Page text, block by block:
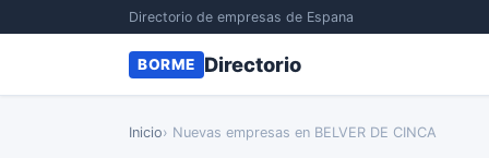
Directorio de empresas de Espana
BORME Directorio
Inicio› Nuevas empresas en BELVER DE CINCA